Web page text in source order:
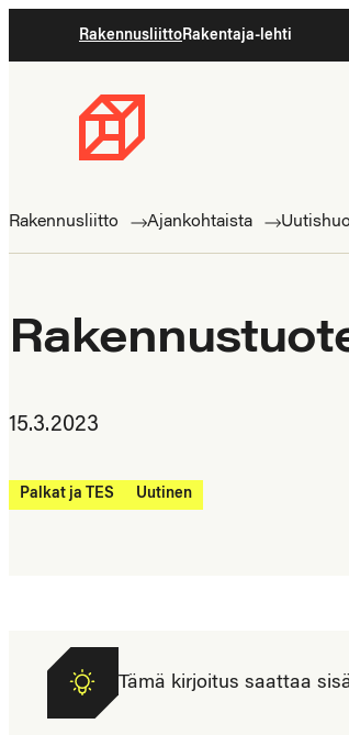
suoraan
RakennusliittoRakentaja-lehti
Rakennusliitto
ammattilaisten
Rakennusliitto Ajankohtaista
15.3.2023
Palkat ja TES Uutinen
Tämä kirjoitus saattaa